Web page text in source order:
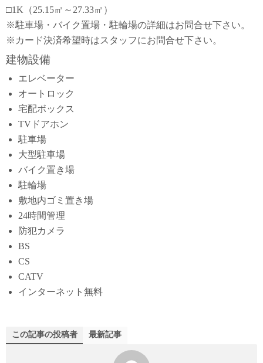
□1K（25.15㎡～27.33㎡）
※駐車場・バイク置場・駐輪場の詳細はお問合せ下さい。
※カード決済希望時はスタッフにお問合せ下さい。
建物設備
エレベーター
オートロック
宅配ボックス
TVドアホン
駐車場
大型駐車場
バイク置き場
駐輪場
敷地内ゴミ置き場
24時間管理
防犯カメラ
BS
CS
CATV
インターネット無料
この記事の投稿者 最新記事